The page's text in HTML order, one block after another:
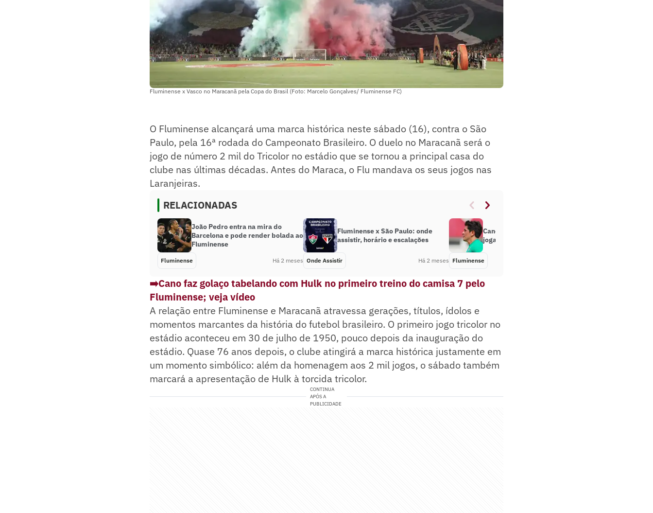
Fluminense x Vasco no Maracanã pela Copa do Brasil (Foto: Marcelo Gonçalves/ Fluminense FC)
O Fluminense alcançará uma marca histórica neste sábado (16), contra o São
Paulo, pela 16ª rodada do Campeonato Brasileiro. O duelo no Maracanã será o
jogo de número 2 mil do Tricolor no estádio que se tornou a principal casa do
clube nas últimas décadas. Antes do Maraca, o Flu mandava os seus jogos nas
Laranjeiras.
RELACIONADAS
João Pedro entra na mira do
Barcelona e pode render bolada ao
Fluminense
Fluminense Há 2 meses
Fluminense x São Paulo: onde
assistir, horário e escalações
Onde Assistir Há 2 meses
Cano ganha força e pode voltar a
jogar em Fluminense x São Paulo
Fluminense
➡️Cano faz golaço tabelando com Hulk no primeiro treino do camisa 7 pelo
Fluminense; veja vídeo
A relação entre Fluminense e Maracanã atravessa gerações, títulos, ídolos e
momentos marcantes da história do futebol brasileiro. O primeiro jogo tricolor no
estádio aconteceu em 30 de julho de 1950, pouco depois da inauguração do
estádio. Quase 76 anos depois, o clube atingirá a marca histórica justamente em
um momento simbólico: além da homenagem aos 2 mil jogos, o sábado também
marcará a apresentação de Hulk à torcida tricolor.
CONTINUA
APÓS A
PUBLICIDADE